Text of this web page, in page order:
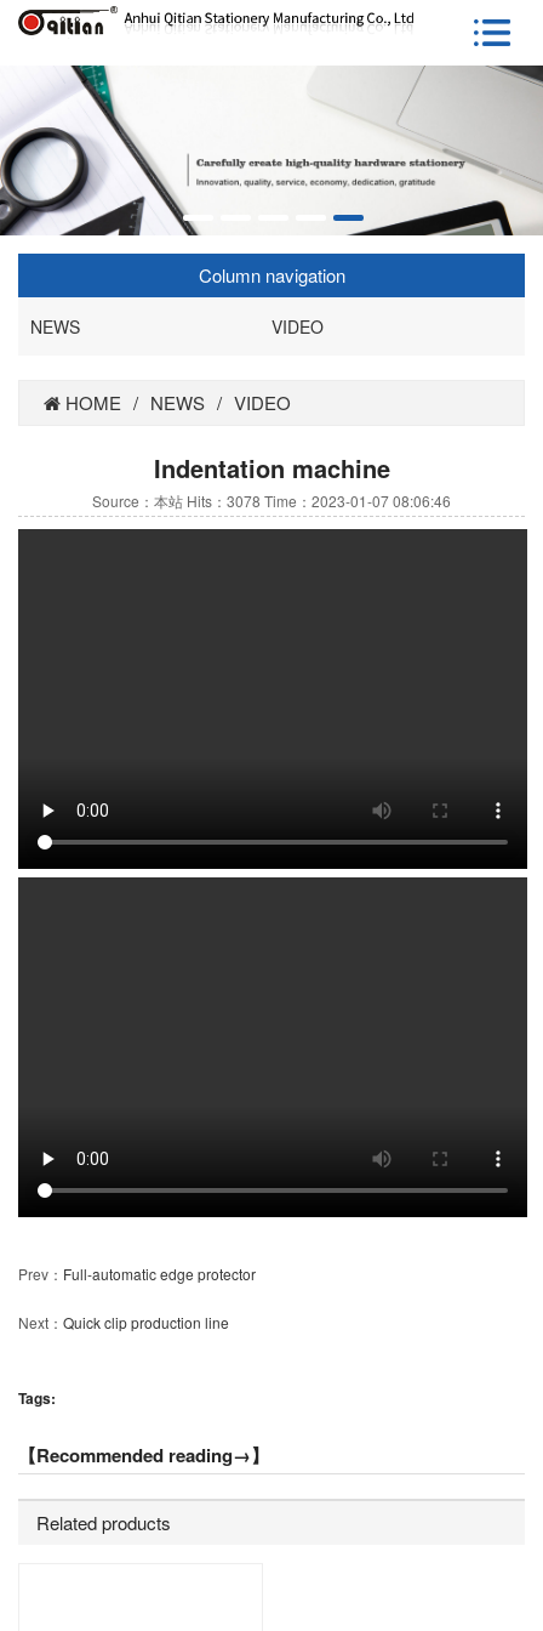
Column navigation
NEWS VIDEO
HOME / NEWS / VIDEO
Indentation machine
Source：本站 Hits：3078 Time：2023-01-07 08:06:46
Prev： Full-automatic edge protector
Next： Quick clip production line
Tags:
【Recommended reading→】
Related products